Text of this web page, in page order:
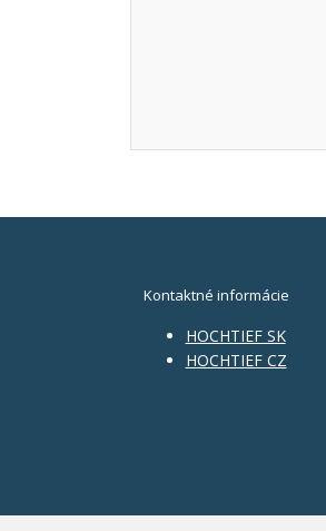
Kontaktné informácie
HOCHTIEF SK
HOCHTIEF CZ